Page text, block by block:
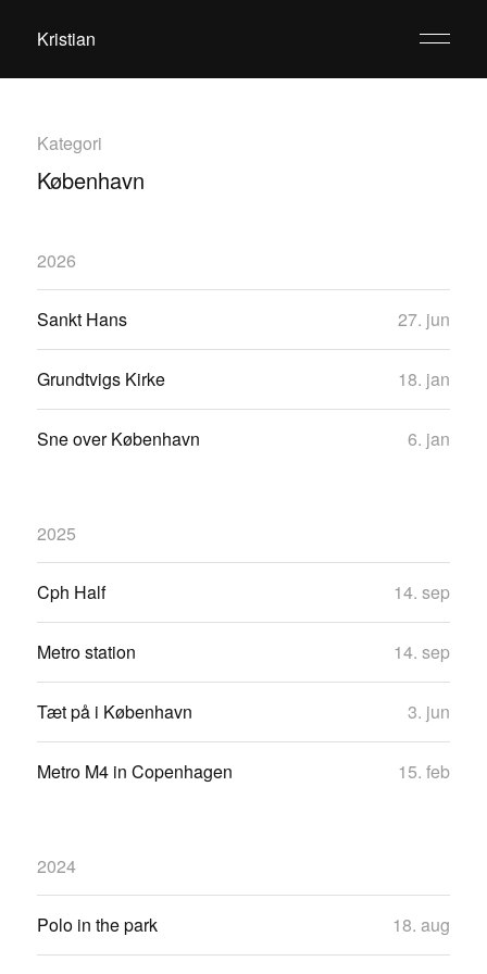
Kristian
Kategori
København
2026
Sankt Hans 27. jun
Grundtvigs Kirke 18. jan
Sne over København 6. jan
2025
Cph Half 14. sep
Metro station 14. sep
Tæt på i København 3. jun
Metro M4 in Copenhagen 15. feb
2024
Polo in the park 18. aug